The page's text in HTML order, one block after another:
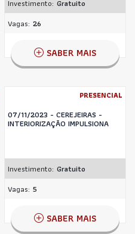
Investimento: Gratuito
Vagas: 26
SABER MAIS
PRESENCIAL
07/11/2023 - CEREJEIRAS -
INTERIORIZAÇÃO IMPULSIONA
Investimento: Gratuito
Vagas: 5
SABER MAIS